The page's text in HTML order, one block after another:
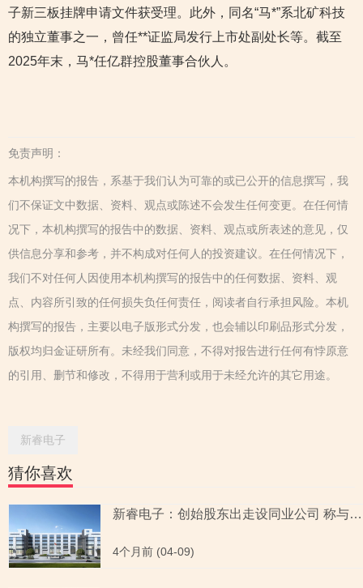
子新三板挂牌申请文件获受理。此外，同名“马*”系北矿科技
的独立董事之一，曾任**证监局发行上市处副处长等。截至
2025年末，马*任亿群控股董事合伙人。
免责声明：
本机构撰写的报告，系基于我们认为可靠的或已公开的信息撰写，我
们不保证文中数据、资料、观点或陈述不会发生任何变更。在任何情
况下，本机构撰写的报告中的数据、资料、观点或所表述的意见，仅
供信息分享和参考，并不构成对任何人的投资建议。在任何情况下，
我们不对任何人因使用本机构撰写的报告中的任何数据、资料、观
点、内容所引致的任何损失负任何责任，阅读者自行承担风险。本机
构撰写的报告，主要以电子版形式分发，也会辅以印刷品形式分发，
版权均归金证研所有。未经我们同意，不得对报告进行任何有悖原意
的引用、删节和修改，不得用于营利或用于未经允许的其它用途。
新睿电子
猜你喜欢
新睿电子：创始股东出走设同业公司 称与实控人不存资金往来仍存共同投资
4个月前 (04-09)